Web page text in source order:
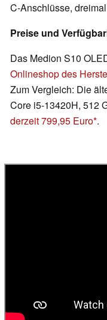
C-Anschlüsse,
Preise und
Das Medion S10
Onlineshop des
Zum Vergleich: Die
Core i5-13420H, 512
derzeit 799,95 Euro .